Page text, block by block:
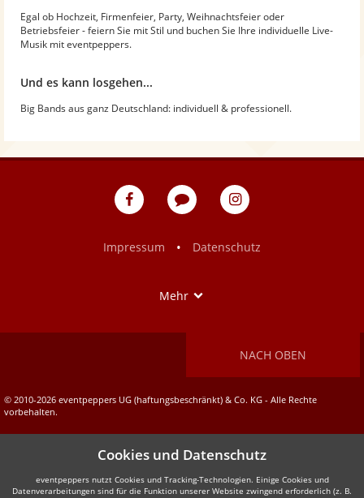
Egal ob Hochzeit, Firmenfeier, Party, Weihnachtsfeier oder
Betriebsfeier - feiern Sie mit Stil und buchen Sie Ihre individuelle Live-
Musik mit eventpeppers.
Und es kann losgehen...
Big Bands aus ganz Deutschland: individuell & professionell.
eventpeppers
Blog
eventpeppers
Impressum
• Datenschutz
Mehr
NACH OBEN
© 2010-2026 eventpeppers UG (haftungsbeschränkt) & Co. KG - Alle Rechte
vorbehalten.
Cookies und Datenschutz
eventpeppers nutzt Cookies und Tracking-Technologien. Einige Cookies und
Datenverarbeitungen sind für die Funktion unserer Website zwingend erforderlich (z. B.